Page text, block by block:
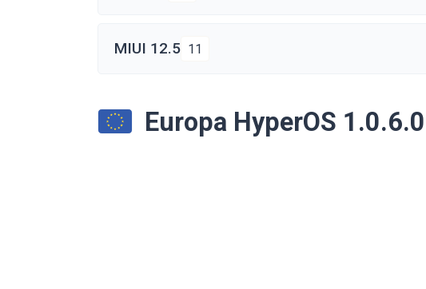
MIUI 12.5 11
Europa HyperOS